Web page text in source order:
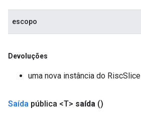
escopo
Devoluções
uma nova instância do RiscSlice
Saída pública <T> saída ()